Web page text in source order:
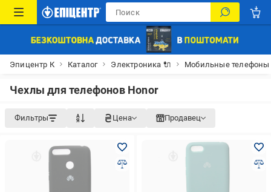
Эпицентр К Каталог Электроника 🔌 Мобильные телефоны
Чехлы для телефонов Honor
Фильтры Цена Продавец